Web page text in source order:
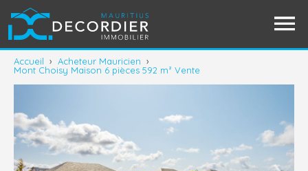
Accueil › Acheteur Mauricien ›
Mont Choisy Maison 6 pièces 592 m² Vente